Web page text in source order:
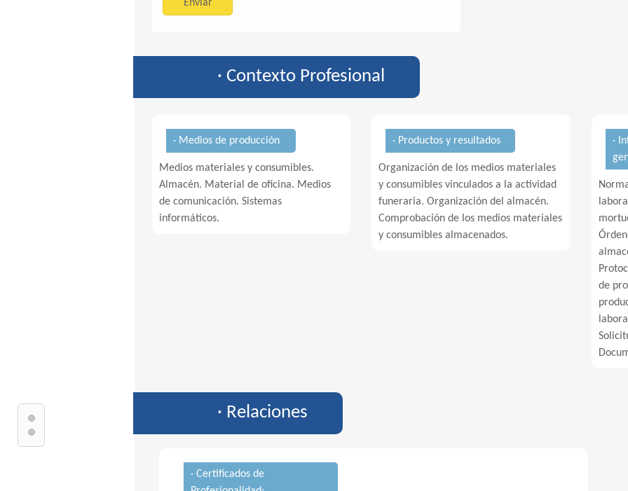
· Contexto Profesional
· Medios de producción
Medios materiales y consumibles.
Almacén. Material de oficina. Medios
de comunicación. Sistemas
informáticos.
· Productos y resultados
Organización de los medios materiales
y consumibles vinculados a la actividad
funeraria. Organización del almacén.
Comprobación de los medios materiales
y consumibles almacenados.
·
de
· Relaciones
· Certificados de